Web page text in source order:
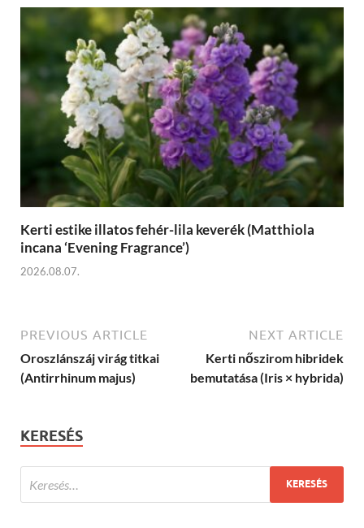
Kerti estike illatos fehér-lila keverék (Matthiola
incana ‘Evening Fragrance’)
2026.08.07.
PREVIOUS ARTICLE
Oroszlánszáj virág titkai
(Antirrhinum majus)
NEXT ARTICLE
Kerti nőszirom hibridek
bemutatása (Iris × hybrida)
KERESÉS